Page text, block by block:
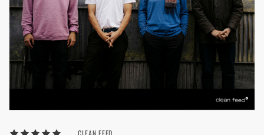
CLEAN FEED